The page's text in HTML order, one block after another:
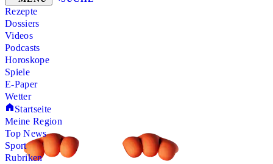
Rezepte
Dossiers
Videos
Podcasts
Horoskope
Spiele
E-Paper
Wetter
Startseite
Meine Region
Top News
Sport
Rubriken